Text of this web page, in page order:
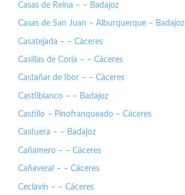
Casas de Reina – – Badajoz
Casas de San Juan – Alburquerque – Badajoz
Casatejada – – Cáceres
Casillas de Coria – – Cáceres
Castañar de Ibor – – Cáceres
Castilblanco – – Badajoz
Castillo – Pinofranqueado – Cáceres
Castuera – – Badajoz
Cañamero – – Cáceres
Cañaveral – – Cáceres
Ceclavín – – Cáceres